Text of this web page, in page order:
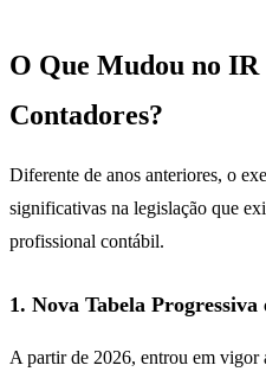
O Que Mudou no IR
Contadores?
Diferente de anos anteriores, o
significativas na legislação que
profissional contábil.
1. Nova Tabela Progressiva
A partir de 2026, entrou em vigor